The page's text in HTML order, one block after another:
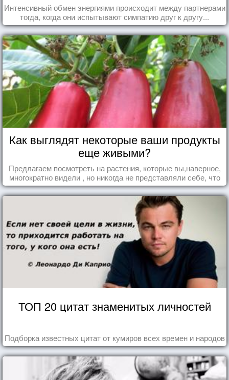
Интенсивный обмен энергиями происходит между партнерами
тогда, когда они испытывают симпатию друг к другу...
Как выглядят некоторые ваши продукты
еще живыми?
Предлагаем посмотреть на растения, которые вы,наверное,
многократно видели , но никогда не представляли себе, что
употребляете их в пищу.
ТОП 20 цитат знаменитых личностей
Подборка известных цитат от кумиров всех времен и народов